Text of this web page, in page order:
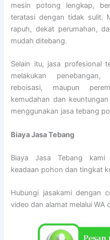
mesin potong lengkap,
teratasi dengan tidak sulit.
rapuh, dekat perumahan,
mudah ditebang.
Selain itu, jasa profesional
melakukan
reboisasi, maupun
kemudahan dan
menggunakan jasa tebang
Biaya Jasa Tebang
Biaya Jasa Tebang kami
keadaan pohon dan tingkat
Hubungi jasakami dengan
video dan alamat melalui WA